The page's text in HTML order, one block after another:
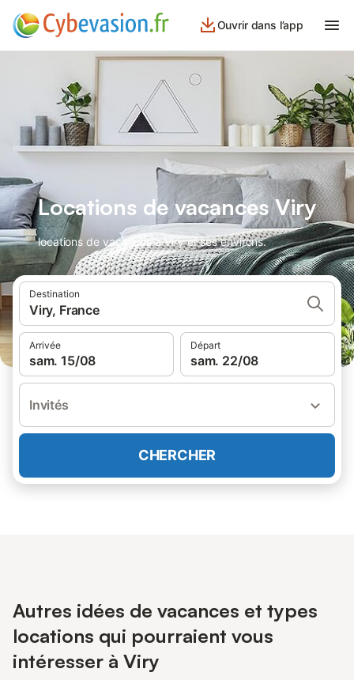
Ouvrir dans l’app
Locations de vacances Viry
locations de vacances à Viry et ses environs.
Destination
Viry, France
Arrivée
sam. 15/08
Départ
sam. 22/08
Invités
CHERCHER
Autres idées de vacances et types
locations qui pourraient vous
intéresser à Viry